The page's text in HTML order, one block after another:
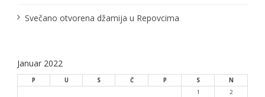
Svečano otvorena džamija u Repovcima
Januar 2022
P U S Č P S
N
1
2